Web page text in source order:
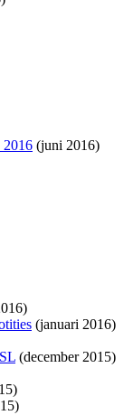
2016 (juni 2016)
(januari 2016)
(december 2015)